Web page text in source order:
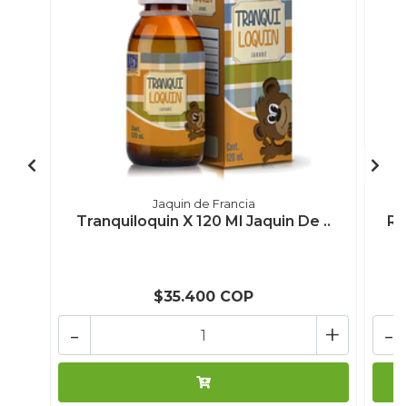
Jaquin de Francia
Tranquiloquin X 120 Ml Jaquin De ..
$35.400 COP
+
- -